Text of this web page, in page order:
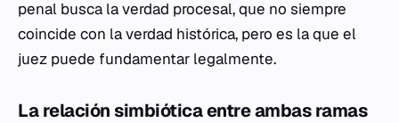
penal busca la verdad procesal, que no siempre
coincide con la verdad histórica, pero es la que el
juez puede fundamentar legalmente.
La relación simbiótica entre ambas ramas